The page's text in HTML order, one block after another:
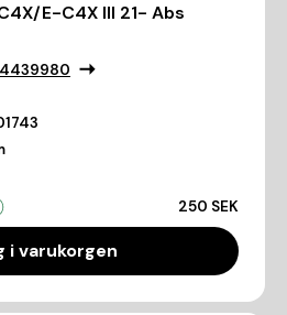
E-C4X III 21- Abs
250 SEK
i varukorgen